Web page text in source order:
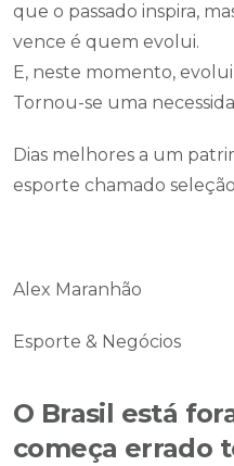
que o passado inspira,
vence é quem evolui.
E, neste momento,
Tornou-se uma
Dias melhores a um
esporte chamado
Alex Maranhão
Esporte & Negócios
O Brasil está
começa errado